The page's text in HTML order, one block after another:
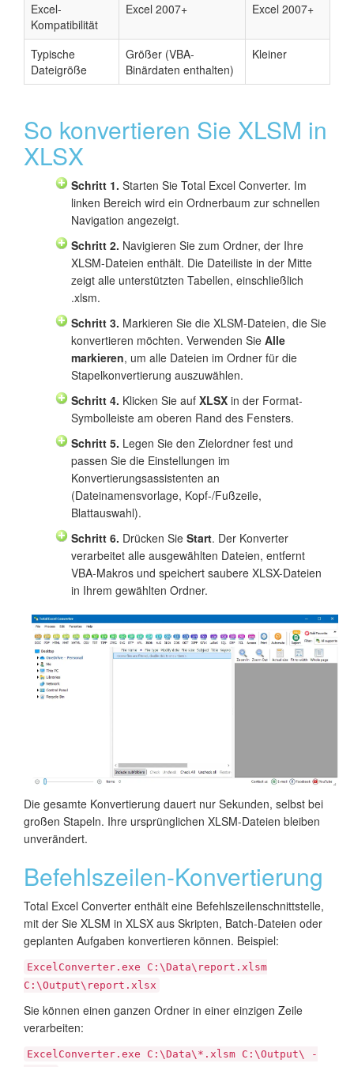
Excel-
Kompatibilität
Excel 2007+ Excel 2007+
Typische
Dateigröße
Größer (VBA-
Binärdaten enthalten)
Kleiner
So konvertieren Sie XLSM in
XLSX
Schritt 1. Starten Sie Total Excel Converter. Im
linken Bereich wird ein Ordnerbaum zur schnellen
Navigation angezeigt.
Schritt 2. Navigieren Sie zum Ordner, der Ihre
XLSM-Dateien enthält. Die Dateiliste in der Mitte
zeigt alle unterstützten Tabellen, einschließlich
.xlsm.
Schritt 3. Markieren Sie die XLSM-Dateien, die Sie
konvertieren möchten. Verwenden Sie Alle
markieren, um alle Dateien im Ordner für die
Stapelkonvertierung auszuwählen.
Schritt 4. Klicken Sie auf XLSX in der Format-
Symbolleiste am oberen Rand des Fensters.
Schritt 5. Legen Sie den Zielordner fest und
passen Sie die Einstellungen im
Konvertierungsassistenten an
(Dateinamensvorlage, Kopf-/Fußzeile,
Blattauswahl).
Schritt 6. Drücken Sie Start. Der Konverter
verarbeitet alle ausgewählten Dateien, entfernt
VBA-Makros und speichert saubere XLSX-Dateien
in Ihrem gewählten Ordner.
Die gesamte Konvertierung dauert nur Sekunden, selbst bei
großen Stapeln. Ihre ursprünglichen XLSM-Dateien bleiben
unverändert.
Befehlszeilen-Konvertierung
Total Excel Converter enthält eine Befehlszeilenschnittstelle,
mit der Sie XLSM in XLSX aus Skripten, Batch-Dateien oder
geplanten Aufgaben konvertieren können. Beispiel:
ExcelConverter.exe C:\Data\report.xlsm
C:\Output\report.xlsx
Sie können einen ganzen Ordner in einer einzigen Zeile
verarbeiten:
ExcelConverter.exe C:\Data\*.xlsm C:\Output\ -